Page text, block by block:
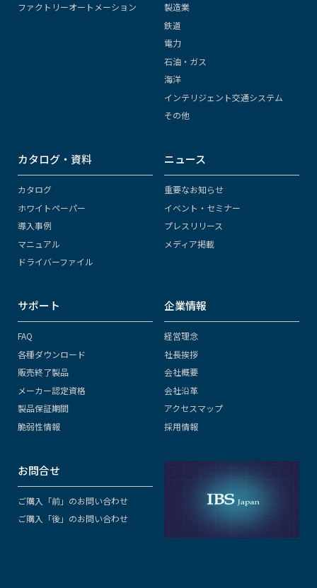
ファクトリーオートメーション
製造業
鉄道
電力
石油・ガス
海洋
インテリジェント交通システム
その他
カタログ・資料
カタログ
ホワイトペーパー
導入事例
マニュアル
ドライバーファイル
ニュース
重要なお知らせ
イベント・セミナー
プレスリリース
メディア掲載
サポート
FAQ
各種ダウンロード
販売終了製品
メーカー認定資格
製品保証期間
脆弱性情報
企業情報
経営理念
社長挨拶
会社概要
会社沿革
アクセスマップ
採用情報
お問合せ
ご購入「前」のお問い合わせ
ご購入「後」のお問い合わせ